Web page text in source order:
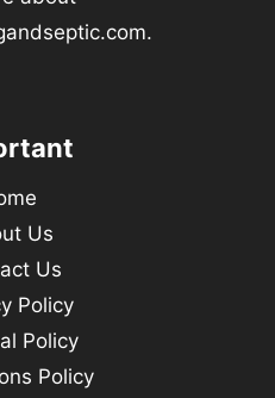
Us
Us
Policy
Policy
Policy